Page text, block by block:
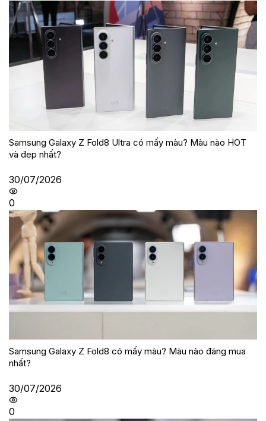
Samsung Galaxy Z Fold8 Ultra có mấy màu? Màu nào HOT
và đẹp nhất?
30/07/2026
0
Samsung Galaxy Z Fold8 có mấy màu? Màu nào đáng mua
nhất?
30/07/2026
0